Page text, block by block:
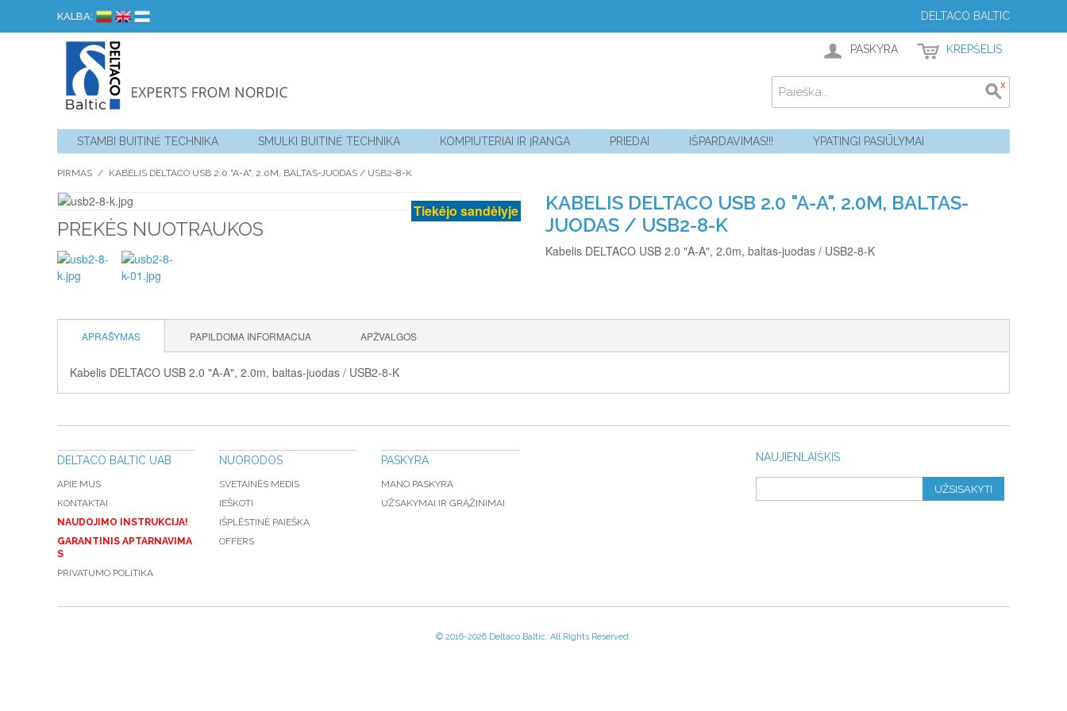
KALBA: DELTACO BALTIC
PASKYRA KREPŠELIS
STAMBI BUITINĖ TECHNIKA SMULKI BUITINĖ TECHNIKA KOMPIUTERIAI IR ĮRANGA PRIEDAI IŠPARDAVIMAS!!! YPATINGI PASIŪLYMAI
PIRMAS / KABELIS DELTACO USB 2.0 "A-A", 2.0M, BALTAS-JUODAS / USB2-8-K
Tiekėjo sandėlyje
PREKĖS NUOTRAUKOS
KABELIS DELTACO USB 2.0 "A-A", 2.0M, BALTAS-
JUODAS / USB2-8-K
Kabelis DELTACO USB 2.0 "A-A", 2.0m, baltas-juodas / USB2-8-K
APRAŠYMAS PAPILDOMA INFORMACIJA APŽVALGOS
Kabelis DELTACO USB 2.0 "A-A", 2.0m, baltas-juodas / USB2-8-K
NAUJIENLAIŠKIS
UŽSISAKYTI
DELTACO BALTIC UAB
APIE MUS
KONTAKTAI
NAUDOJIMO INSTRUKCIJA!
GARANTINIS APTARNAVIMA
S
PRIVATUMO POLITIKA
NUORODOS
SVETAINĖS MEDIS
IEŠKOTI
IŠPLĖSTINĖ PAIEŠKA
OFFERS
PASKYRA
MANO PASKYRA
UŽSAKYMAI IR GRĄŽINIMAI
© 2016-2026 Deltaco Baltic. All Rights Reserved.